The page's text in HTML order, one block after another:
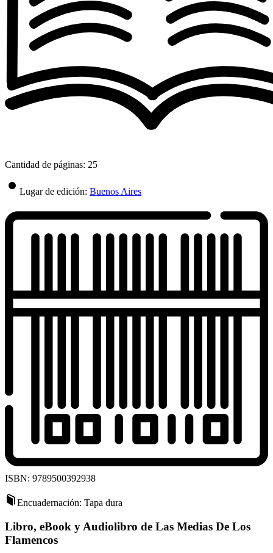
Cantidad de páginas: 25
Lugar de edición: Buenos Aires
ISBN: 9789500392938
Encuadernación: Tapa dura
Libro, eBook y Audiolibro de Las Medias De Los
Flamencos